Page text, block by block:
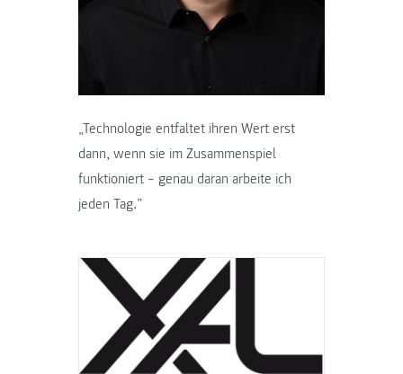
„Technologie entfaltet ihren Wert erst
dann, wenn sie im Zusammenspiel
funktioniert – genau daran arbeite ich
jeden Tag.”